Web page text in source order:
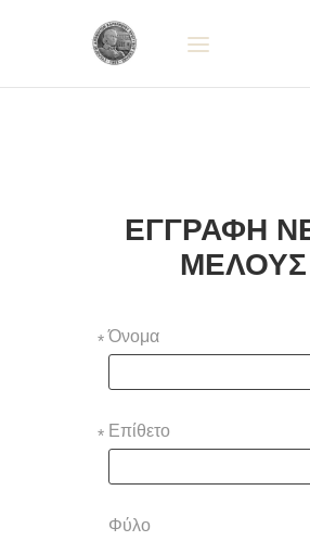
ΕΓΓΡΑΦΗ
ΜΕΛΟΥΣ
* Όνομα
* Επίθετο
Φύλο